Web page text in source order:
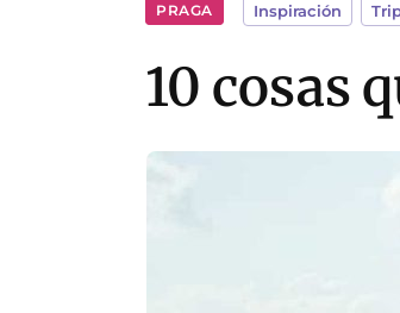
PRAGA Inspiración
10 cosas